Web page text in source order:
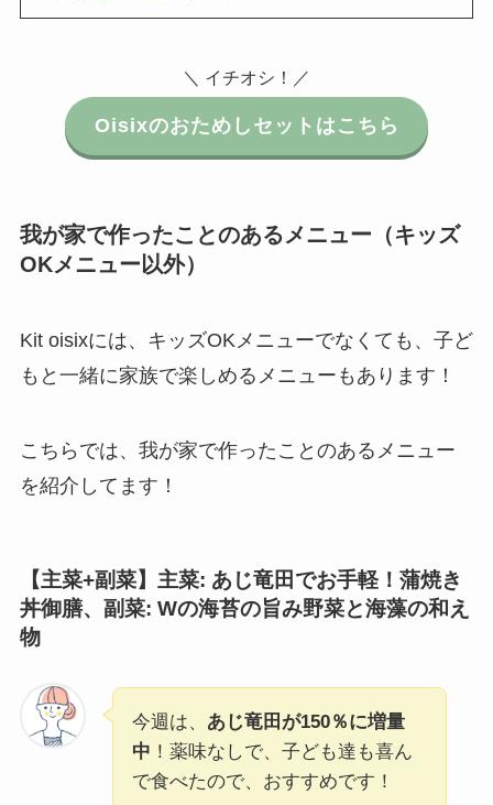
＼ イチオシ！／
Oisixのおためしセットはこちら
我が家で作ったことのあるメニュー（キッズ
OKメニュー以外）
Kit oisixには、キッズOKメニューでなくても、子ど
もと一緒に家族で楽しめるメニューもあります！
こちらでは、我が家で作ったことのあるメニュー
を紹介してます！
【主菜+副菜】主菜: あじ竜田でお手軽！蒲焼き
丼御膳、 副菜: Wの海苔の旨み野菜と海藻の和え
物
今週は、 あじ竜田が150％に増量
中 ！薬味なしで、子ども達も喜ん
で食べたので、おすすめです！